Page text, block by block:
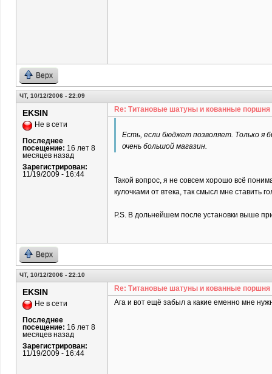
Верх
ЧТ, 10/12/2006 - 22:09
EKSIN
Не в сети
Последнее
посещение: 16 лет 8
месяцев назад
Зарегистрирован:
11/19/2009 - 16:44
Re: Титановые шатуны и кованные поршня
Есть, если бюджет позволяет. Только я
очень большой магазин.
Такой вопрос, я не совсем хорошо всё
кулочками от втека, так смысл мне ставить
P.S. В дольнейшем после установки выше
Верх
ЧТ, 10/12/2006 - 22:10
EKSIN
Не в сети
Последнее
посещение: 16 лет 8
месяцев назад
Зарегистрирован:
11/19/2009 - 16:44
Re: Титановые шатуны и кованные поршня
Ага и вот ещё забыл а какие еменно мне